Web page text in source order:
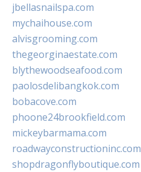
jbellasnailspa.com
mychaihouse.com
alvisgrooming.com
thegeorginaestate.com
blythewoodseafood.com
paolosdelibangkok.com
bobacove.com
phoone24brookfield.com
mickeybarmama.com
roadwayconstructioninc.com
shopdragonflyboutique.com